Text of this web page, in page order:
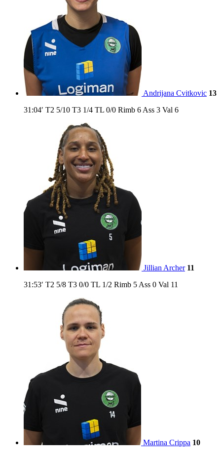
Andrijana Cvitkovic 13
31:04′ T2 5/10 T3 1/4 TL 0/0 Rimb 6 Ass 3 Val 6
Jillian Archer 11
31:53′ T2 5/8 T3 0/0 TL 1/2 Rimb 5 Ass 0 Val 11
Martina Crippa 10